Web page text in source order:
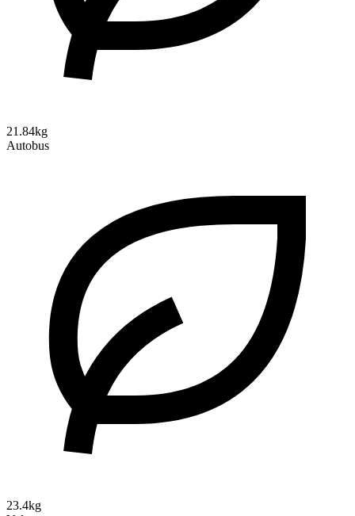
21.84kg
Autobus
23.4kg